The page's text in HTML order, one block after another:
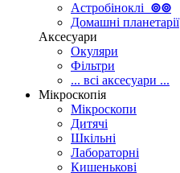
Астробіноклі ⊚⊚
Домашні планетарії
Аксесуари
Окуляри
Фільтри
... всі аксесуари ...
Мікроскопія
Мікроскопи
Дитячі
Шкільні
Лабораторні
Кишенькові